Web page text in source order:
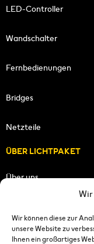
Wir können diese zur
unsere Website zu
Ihnen ein großartiges
LED-Controller
Wandschalter
Fernbedienungen
Bridges
Netzteile
ÜBER LICHTPAKET
Über uns
Unser Team